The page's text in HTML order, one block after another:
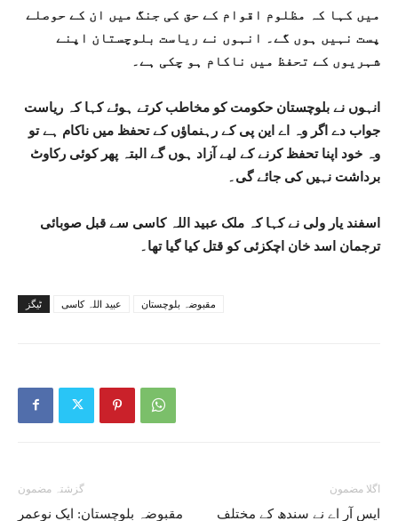
میں کہا کہ مظلوم اقوام کے حق کی جنگ میں ان کے حوصلے
پست نہیں ہوں گے۔ انہوں نے ریاست بلوچستان اپنے
شہریوں کے تحفظ میں ناکام ہو چکی ہے۔
انہوں نے بلوچستان حکومت کو مخاطب کرتے ہوئے کہا کہ ریاست
جواب دے اگر وہ اے این پی کے رہنماؤں کے تحفظ میں ناکام ہے تو
وہ خود اپنا تحفظ کرنے کے لیے آزاد ہوں گے البتہ پھر کوئی رکاوٹ
برداشت نہیں کی جائے گی۔
اسفند یار ولی نے کہا کہ ملک عبید اللہ کاسی سے قبل صوبائی
ترجمان اسد خان اچکزئی کو قتل کیا گیا تھا۔
ٹیگز عبید اللہ کاسی مقبوضہ بلوچستان
گزشتہ مضمون
مقبوضہ بلوچستان: ایک نوعمر
اگلا مضمون
ایس آر اے نے سندھ کے مختلف